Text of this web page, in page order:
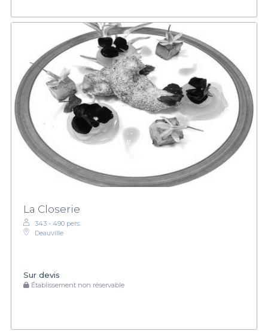
La Closerie
343 - 490 pers.
Deauville
Sur devis
Établissement non réservable